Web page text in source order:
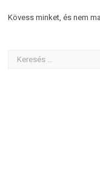
Kövess minket, és nem